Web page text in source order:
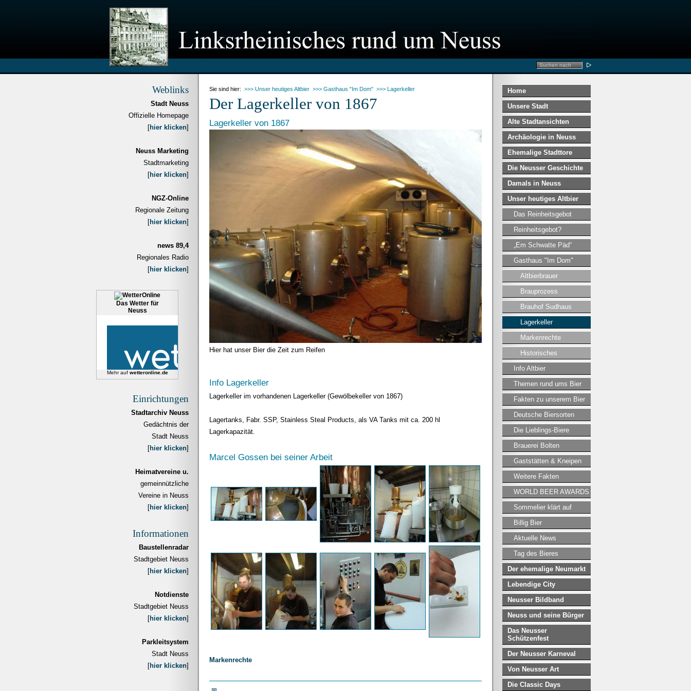
Weblinks
Stadt Neuss
Offizielle Homepage
[hier klicken]
Neuss Marketing
Stadtmarketing
[hier klicken]
NGZ-Online
Regionale Zeitung
[hier klicken]
news 89,4
Regionales Radio
[hier klicken]
Das Wetter für
Neuss
Mehr auf wetteronline.de
Einrichtungen
Stadtarchiv Neuss
Gedächtnis der
Stadt Neuss
[hier klicken]
Heimatvereine u.
gemeinnützliche
Vereine in Neuss
[hier klicken]
Informationen
Baustellenradar
Stadtgebiet Neuss
[hier klicken]
Notdienste
Stadtgebiet Neuss
[hier klicken]
Parkleitsystem
Stadt Neuss
[hier klicken]
Sie sind hier: >>> Unser heutiges Altbier >>> Gasthaus "Im Dom" >>> Lagerkeller
Der Lagerkeller von 1867
Lagerkeller von 1867
Hier hat unser Bier die Zeit zum Reifen
Info Lagerkeller
Lagerkeller im vorhandenen Lagerkeller (Gewölbekeller von 1867)
Lagertanks, Fabr. SSP, Stainless Steal Products, als VA Tanks mit ca. 200 hl
Lagerkapazität.
Marcel Gossen bei seiner Arbeit
Markenrechte
Home
Unsere Stadt
Alte Stadtansichten
Archäologie in Neuss
Ehemalige Stadttore
Die Neusser Geschichte
Damals in Neuss
Unser heutiges Altbier
Das Reinheitsgebot
Reinheitsgebot?
„Em Schwatte Päd“
Gasthaus "Im Dom"
Altbierbrauer
Brauprozess
Brauhof Sudhaus
Lagerkeller
Markenrechte
Historisches
Info Altbier
Themen rund ums Bier
Fakten zu unserem Bier
Deutsche Biersorten
Die Lieblings-Biere
Brauerei Bolten
Gaststätten & Kneipen
Weitere Fakten
WORLD BEER AWARDS
Sommelier klärt auf
Billig Bier
Aktuelle News
Tag des Bieres
Der ehemalige Neumarkt
Lebendige City
Neusser Bildband
Neuss und seine Bürger
Das Neusser
Schützenfest
Der Neusser Karneval
Von Neusser Art
Die Classic Days